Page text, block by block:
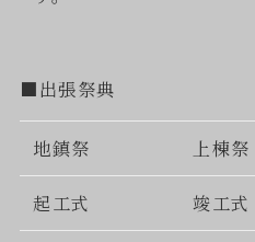
■出張祭典
地鎮祭 上棟祭
起工式 竣工式